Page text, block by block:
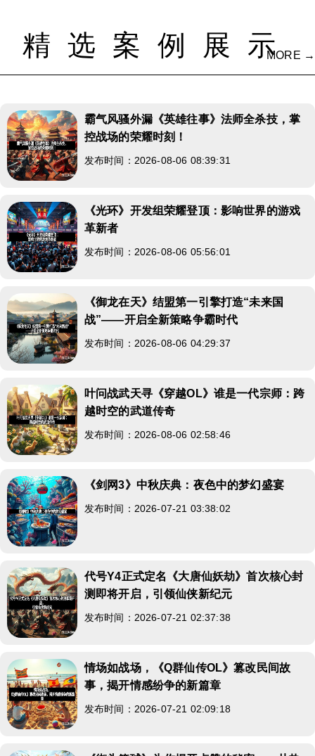
精选案例展示MORE →
霸气风骚外漏《英雄往事》法师全杀技，掌
控战场的荣耀时刻！
发布时间：2026-08-06 08:39:31
《光环》开发组荣耀登顶：影响世界的游戏
革新者
发布时间：2026-08-06 05:56:01
《御龙在天》结盟第一引擎打造“未来国
战”——开启全新策略争霸时代
发布时间：2026-08-06 04:29:37
叶问战武天寻《穿越OL》谁是一代宗师：跨
越时空的武道传奇
发布时间：2026-08-06 02:58:46
《剑网3》中秋庆典：夜色中的梦幻盛宴
发布时间：2026-07-21 03:38:02
代号Y4正式定名《大唐仙妖劫》首次核心封
测即将开启，引领仙侠新纪元
发布时间：2026-07-21 02:37:38
情场如战场，《Q群仙传OL》篡改民间故
事，揭开情感纷争的新篇章
发布时间：2026-07-21 02:09:18